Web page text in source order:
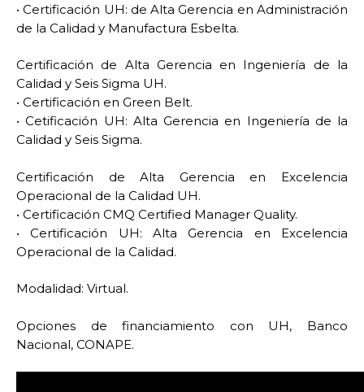
• Certificación UH: de Alta Gerencia en Administración
de la Calidad y Manufactura Esbelta.
Certificación de Alta Gerencia en Ingeniería de la
Calidad y Seis Sigma UH.
• Certificación en Green Belt.
• Cetificación UH: Alta Gerencia en Ingeniería de la
Calidad y Seis Sigma.
Certificación de Alta Gerencia en Excelencia
Operacional de la Calidad UH.
• Certificación CMQ Certified Manager Quality.
• Certificación UH: Alta Gerencia en Excelencia
Operacional de la Calidad.
Modalidad: Virtual.
Opciones de financiamiento con UH, Banco
Nacional, CONAPE.